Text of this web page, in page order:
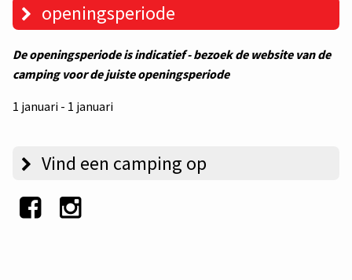
openingsperiode
De openingsperiode is indicatief - bezoek de website van de
camping voor de juiste openingsperiode
1 januari - 1 januari
Vind een camping op